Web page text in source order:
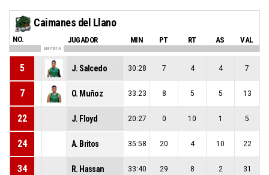
Caimanes del Llano
NO. JUGADOR MIN PT RT AS VAL
EN PISTA
5 J. Salcedo 30:28 7 4 4 7
7 O. Muñoz 33:23 8 5 5 13
22 J. Floyd 20:27 0 10 1 5
24 A. Britos 35:58 20 4 10 22
34 R. Hassan 33:40 29 8 2 31